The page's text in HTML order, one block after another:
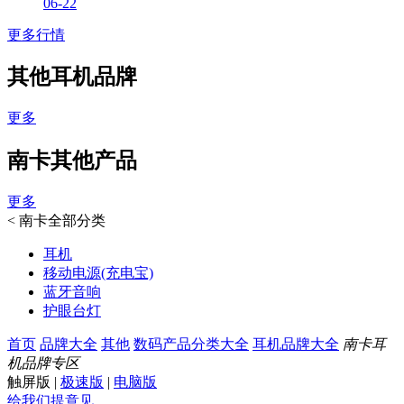
更多行情
其他耳机品牌
更多
南卡其他产品
更多
< 南卡全部分类
耳机
移动电源(充电宝)
蓝牙音响
护眼台灯
首页 品牌大全 其他 数码产品分类大全 耳机品牌大全 南卡耳
机品牌专区
触屏版 | 极速版 | 电脑版